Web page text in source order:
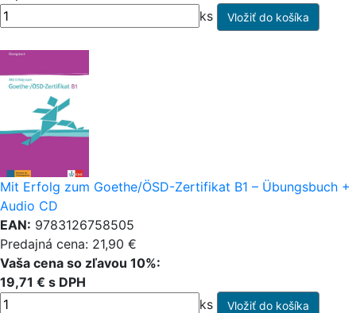
ks
Mit Erfolg zum Goethe/ÖSD-Zertifikat B1 – Übungsbuch +
Audio CD
EAN: 9783126758505
Predajná cena: 21,90 €
Vaša cena so zľavou 10%:
19,71 € s DPH
ks